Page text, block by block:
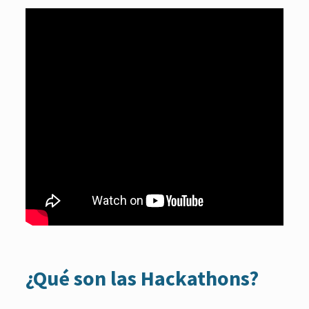
¿Qué son las Hackathons?